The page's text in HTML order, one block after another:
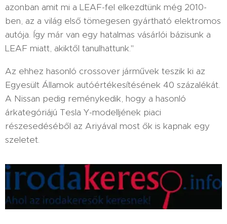
azonban amit mi a LEAF-fel elkezdtünk még 2010-
ben, az a világ első tömegesen gyártható elektromos
autója. Így már van egy hatalmas vásárlói bázisunk a
LEAF miatt, akiktől tanulhattunk."
Az ehhez hasonló crossover járművek teszik ki az
Egyesült Államok autóértékesítésének 40 százalékát.
A Nissan pedig reménykedik, hogy a hasonló
árkategóriájú Tesla Y-modelljének piaci
részesedéséből az Ariyával most ők is kapnak egy
szeletet.